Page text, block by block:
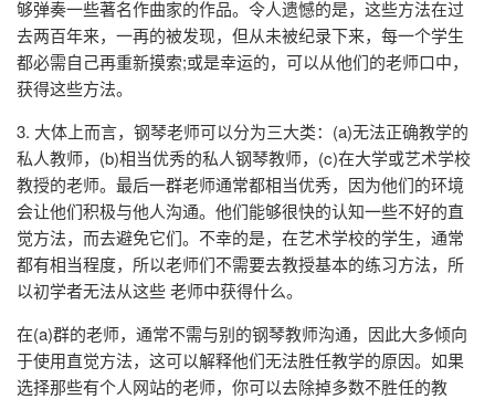
够弹奏一些著名作曲家的作品。令人遗憾的是，这些方法在过
去两百年来，一再的被发现，但从未被纪录下来，每一个学生
都必需自己再重新摸索;或是幸运的，可以从他们的老师口中，
获得这些方法。
3. 大体上而言，钢琴老师可以分为三大类：(a)无法正确教学的
私人教师，(b)相当优秀的私人钢琴教师，(c)在大学或艺术学校
教授的老师。最后一群老师通常都相当优秀，因为他们的环境
会让他们积极与他人沟通。他们能够很快的认知一些不好的直
觉方法，而去避免它们。不幸的是，在艺术学校的学生，通常
都有相当程度，所以老师们不需要去教授基本的练习方法，所
以初学者无法从这些 老师中获得什么。
在(a)群的老师，通常不需与别的钢琴教师沟通，因此大多倾向
于使用直觉方法，这可以解释他们无法胜任教学的原因。如果
选择那些有个人网站的老师，你可以去除掉多数不胜任的教